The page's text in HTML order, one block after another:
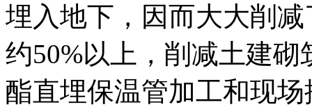
埋入地下，因而大大削
约50%以上，削减土建
酯直埋保温管加工和现